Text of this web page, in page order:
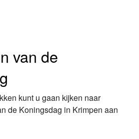
van de
kunt u gaan kijken naar
de Koningsdag in Krimpen aan